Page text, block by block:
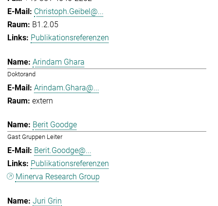
Christoph.Geibel@...
B1.2.05
Publikationsreferenzen
Arindam Ghara
Doktorand
Arindam.Ghara@...
extern
Berit Goodge
Gast Gruppen Leiter
Berit.Goodge@...
Publikationsreferenzen
Minerva Research Group
Juri Grin